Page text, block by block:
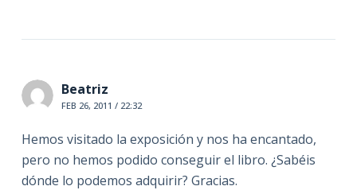
Beatriz
FEB 26, 2011 / 22:32
Hemos visitado la exposición y nos ha encantado,
pero no hemos podido conseguir el libro. ¿Sabéis
dónde lo podemos adquirir? Gracias.